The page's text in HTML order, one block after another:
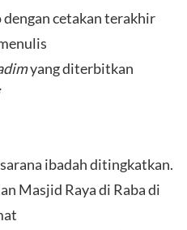
dengan cetakan terakhir
yang diterbitkan
ibadah ditingkatkan.
Masjid Raya di Raba di